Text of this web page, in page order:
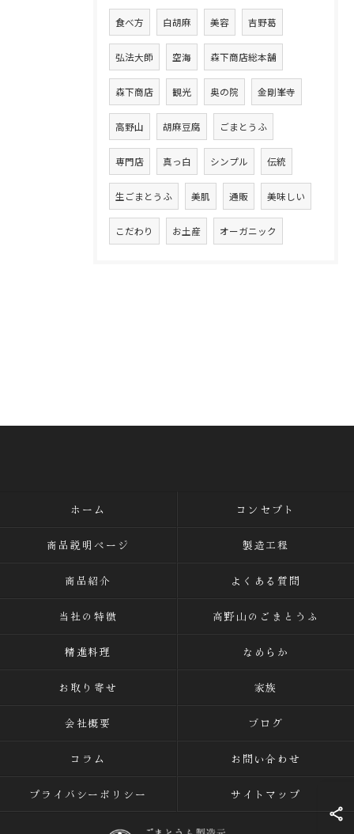
食べ方 白胡麻 美容 吉野葛
弘法大師 空海 森下商店総本舗
森下商店 観光 奥の院 金剛峯寺
高野山 胡麻豆腐 ごまとうふ
専門店 真っ白 シンプル 伝統
生ごまとうふ 美肌 通販 美味しい
こだわり お土産 オーガニック
ホーム コンセプト
商品説明ページ 製造工程
商品紹介 よくある質問
当社の特徴 高野山のごまとうふ
精進料理 なめらか
お取り寄せ 家族
会社概要 ブログ
コラム お問い合わせ
プライバシーポリシー サイトマップ